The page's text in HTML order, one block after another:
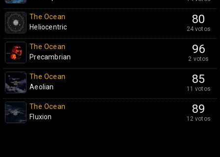
80
24 votos
The Ocean
Heliocentric
96
2 votos
The Ocean
Precambrian
85
11 votos
The Ocean
Aeolian
89
12 votos
The Ocean
Fluxion